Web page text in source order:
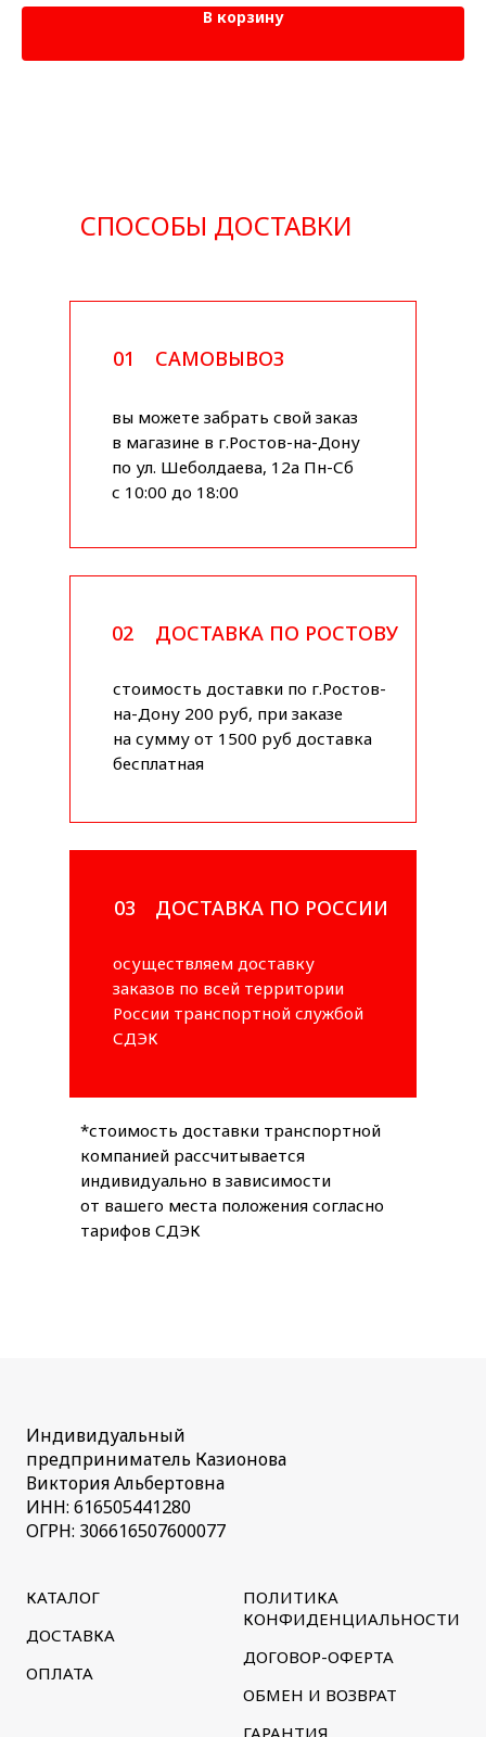
В корзину
СПОСОБЫ ДОСТАВКИ
САМОВЫВОЗ
01
вы можете забрать свой заказ
в магазине в г.Ростов-на-Дону
по ул. Шеболдаева, 12а Пн-Сб
с 10:00 до 18:00
ДОСТАВКА ПО РОСТОВУ
02
стоимость доставки по г.Ростов-
на-Дону 200 руб, при заказе
на сумму от 1500 руб доставка
бесплатная
ДОСТАВКА ПО РОССИИ
03
осуществляем доставку
заказов по всей территории
России транспортной службой
СДЭК
*стоимость доставки транспортной
компанией рассчитывается
индивидуально в зависимости
от вашего места положения согласно
тарифов СДЭК
Индивидуальный
предприниматель Казионова
Виктория Альбертовна
ИНН: 616505441280
ОГРН: 306616507600077
КАТАЛОГ
ДОСТАВКА
ОПЛАТА
ПОЛИТИКА
КОНФИДЕНЦИАЛЬНОСТИ
ДОГОВОР-ОФЕРТА
ОБМЕН И ВОЗВРАТ
ГАРАНТИЯ